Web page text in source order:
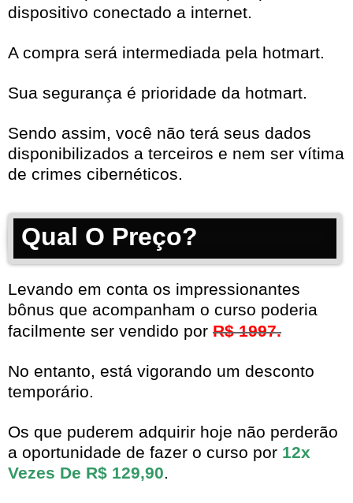
dispositivo conectado a internet.
A compra será intermediada pela hotmart.
Sua segurança é prioridade da hotmart.
Sendo assim, você não terá seus dados
disponibilizados a terceiros e nem ser vítima
de crimes cibernéticos.
Qual O Preço?
Levando em conta os impressionantes
bônus que acompanham o curso poderia
facilmente ser vendido por R$ 1997.
No entanto, está vigorando um desconto
temporário.
Os que puderem adquirir hoje não perderão
a oportunidade de fazer o curso por 12x
Vezes De R$ 129,90.